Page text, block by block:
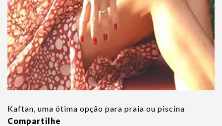
Kaftan, uma ótima opção para praia ou piscina
Compartilhe